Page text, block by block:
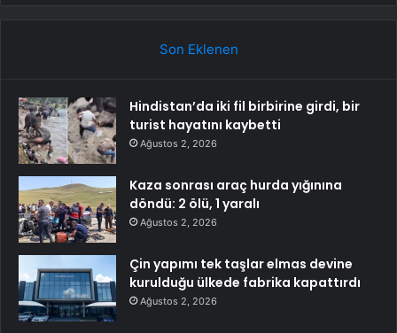
Son Eklenen
Hindistan’da iki fil birbirine girdi, bir
turist hayatını kaybetti
Ağustos 2, 2026
Kaza sonrası araç hurda yığınına
döndü: 2 ölü, 1 yaralı
Ağustos 2, 2026
Çin yapımı tek taşlar elmas devine
kurulduğu ülkede fabrika kapattırdı
Ağustos 2, 2026